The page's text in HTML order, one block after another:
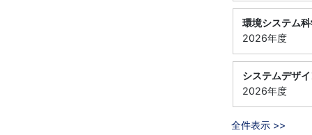
環境システム
2026年度
システムデザ
2026年度
全件表示 >>